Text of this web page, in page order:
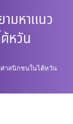
มหาแนว
หวัน
าสนิกชนในไต้หวัน